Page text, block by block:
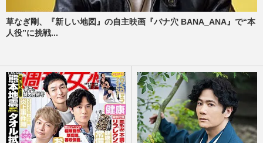
草なぎ剛、『新しい地図』の自主映画『バナ穴 BANA_ANA』で“本
人役”に挑戦...